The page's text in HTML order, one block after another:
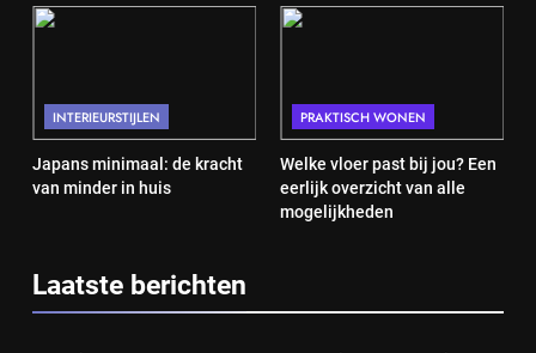
INTERIEURSTIJLEN
Japans minimaal: de kracht
van minder in huis
PRAKTISCH WONEN
Welke vloer past bij jou? Een
eerlijk overzicht van alle
mogelijkheden
Laatste berichten